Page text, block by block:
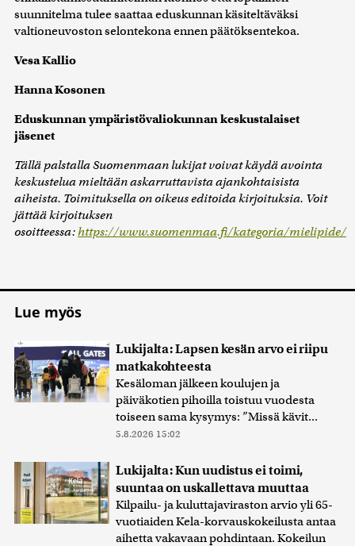
suunnitelma tulee saattaa eduskunnan käsiteltäväksi
valtioneuvoston selontekona ennen päätöksentekoa.
Vesa Kallio
Hanna Kosonen
Eduskunnan ympäristövaliokunnan keskustalaiset
jäsenet
Tällä palstalla Suomenmaan lukijat voivat käydä avointa
keskustelua mieltään askarruttavista ajankohtaisista
aiheista. Toimituksella on oikeus editoida kirjoituksia. Voit
jättää kirjoituksen
osoitteessa:https://www.suomenmaa.fi/kategoria/mielipide/
Lue myös
Lukijalta: Lapsen kesän arvo ei riipu
matkakohteesta
Kesäloman jälkeen koulujen ja
päiväkotien pihoilla toistuu vuodesta
toiseen sama kysymys: ”Missä kävit...
5.8.2026 15:02
Lukijalta: Kun uudistus ei toimi,
suuntaa on uskallettava muuttaa
Kilpailu- ja kuluttajaviraston arvio yli 65-
vuotiaiden Kela-korvauskokeilusta antaa
aihetta vakavaan pohdintaan. Kokeilun